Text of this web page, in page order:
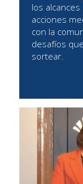
los
acciones
con la
desafíos
sortear.